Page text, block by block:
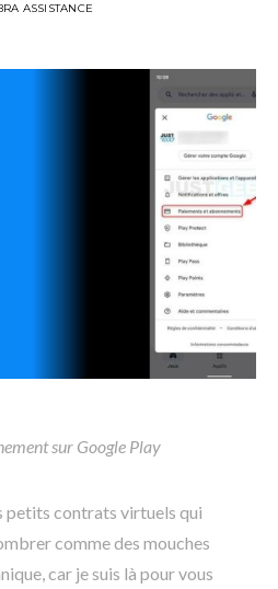
ASSISTANCE
sur Google Play
petits contrats virtuels qui
comme des mouches
car je suis là pour vous